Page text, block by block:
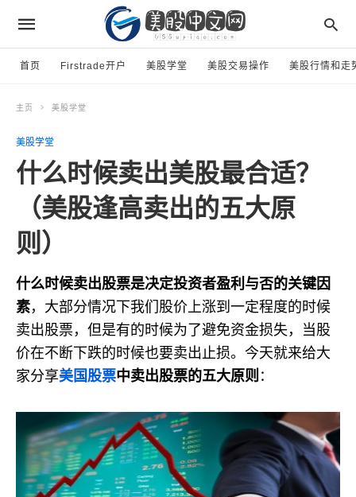
首页 Firstrade开户 美股学堂 美股交易操作 美股行情和走
主页 美股学堂
美股学堂
什么时候卖出美股最合适？
（美股逢高卖出的五大原
则）
什么时候卖出股票是决定投资者盈利与否的关键因
素，大部分情况下我们股价上涨到一定程度的时候
卖出股票，但是有的时候为了避免资金损失，当股
价在不断下跌的时候也要卖出止损。今天就来给大
家分享美国股票中卖出股票的五大原则 ：